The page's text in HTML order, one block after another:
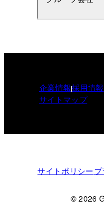
企業情報採用情報
サイトマップ
サイトポリシープ
© 2026